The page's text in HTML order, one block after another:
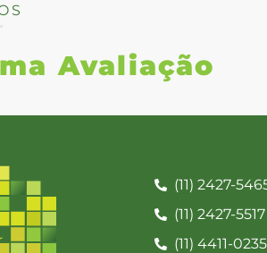
Avaliação
(11) 2427-
(11) 2427-5517
(11) 4411-0235